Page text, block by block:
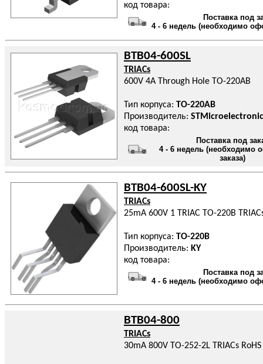
код товара:
Поставка под
4 - 6 недель (необходимо
BTB04-600SL
TRIACs
600V 4A Through Hole TO-220AB
Тип корпуса: TO-220AB
Производитель:
код товара:
Поставка под
4 - 6 недель (необходимо
заказа)
BTB04-600SL-KY
TRIACs
25mA 600V 1 TRIAC TO-220B
Тип корпуса: TO-220B
Производитель: KY
код товара:
Поставка под
4 - 6 недель (необходимо
BTB04-800
TRIACs
30mA 800V TO-252-2L TRIACs RoHS